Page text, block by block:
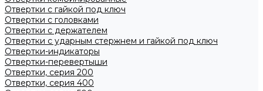
Отвертки с гайкой под ключ
Отвертки с головками
Отвертки с держателем
Отвертки с ударным стержнем и гайкой под ключ
Отвертки-индикаторы
Отвертки-перевертыши
Отвертки, серия 200
Отвертки, серия 400